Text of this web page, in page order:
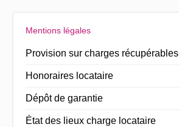
Mentions légales
Provision sur charges récupérables
Honoraires locataire
Dépôt de garantie
État des lieux charge locataire